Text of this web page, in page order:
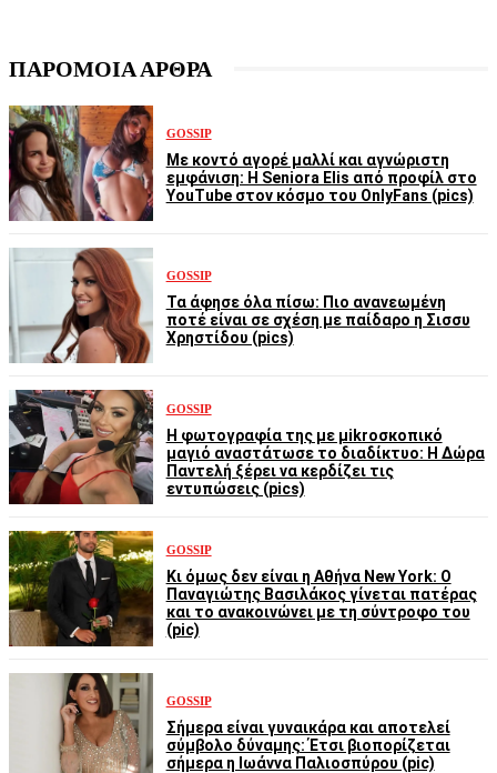
ΠΑΡΟΜΟΙΑ ΑΡΘΡΑ
GOSSIP
Με κοντό αγορέ μαλλί και αγνώριστη
εμφάνιση: Η Seniora Elis από προφίλ στο
YouTube στον κόσμο του OnlyFans (pics)
GOSSIP
Τα άφησε όλα πίσω: Πιο ανανεωμένη
ποτέ είναι σε σχέση με παίδαρο η Σισσυ
Χρηστίδου (pics)
GOSSIP
Η φωτογραφία της με μikroσκοπικό
μαγιό αναστάτωσε το διαδίκτυο: Η Δώρα
Παντελή ξέρει να κερδίζει τις
εντυπώσεις (pics)
GOSSIP
Κι όμως δεν είναι η Αθήνα New York: Ο
Παναγιώτης Βασιλάκος γίνεται πατέρας
και το ανακοινώνει με τη σύντροφο του
(pic)
GOSSIP
Σήμερα είναι γυναικάρα και αποτελεί
σύμβολο δύναμης: Έτσι βιοπορίζεται
σήμερα η Ιωάννα Παλιοσπύρου (pic)